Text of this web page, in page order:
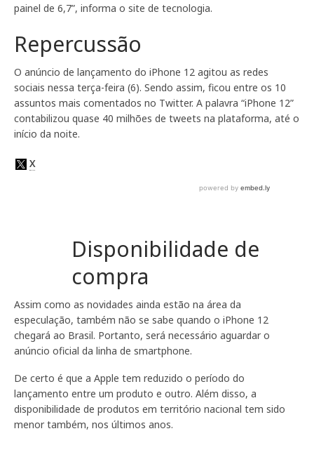
painel de 6,7”, informa o site de tecnologia.
Repercussão
O anúncio de lançamento do iPhone 12 agitou as redes
sociais nessa terça-feira (6). Sendo assim, ficou entre os 10
assuntos mais comentados no Twitter. A palavra “iPhone 12”
contabilizou quase 40 milhões de tweets na plataforma, até o
início da noite.
Disponibilidade de
compra
Assim como as novidades ainda estão na área da
especulação, também não se sabe quando o iPhone 12
chegará ao Brasil. Portanto, será necessário aguardar o
anúncio oficial da linha de smartphone.
De certo é que a Apple tem reduzido o período do
lançamento entre um produto e outro. Além disso, a
disponibilidade de produtos em território nacional tem sido
menor também, nos últimos anos.